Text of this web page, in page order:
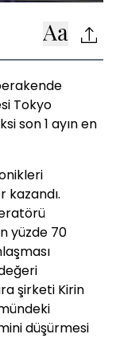
Tokyo
son 1 ayın en
kazandı.
yüzde 70
şirketi Kirin
düşürmesi